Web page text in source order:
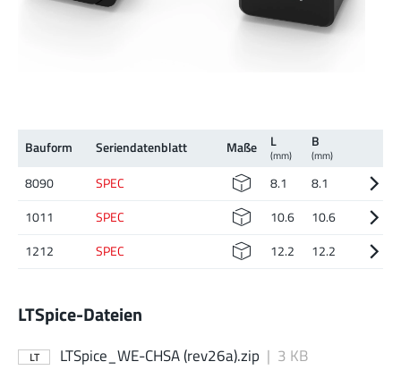
Bauform Serien­daten­blatt Maße L
(mm)
B
(mm)
8090 SPEC 8.1
8.1
1011
SPEC 10.6
10.6
1212
SPEC 12.2 12.2
LTSpice-Dateien
LT LTSpice_WE-CHSA (rev26a).zip | 3 KB